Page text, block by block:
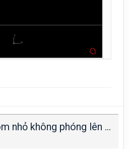
Lỗi File cad bị zoom nhỏ không phóng lên được